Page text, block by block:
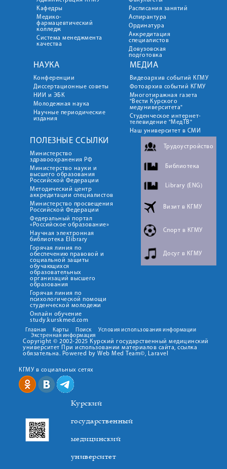
Кафедры
Медико-
фармацевтический
колледж
Система менеджмента
качества
Расписания занятий
Аспирантура
Ординатура
Аккредитация
специалистов
Довузовская
подготовка
НАУКА
Конференции
Диссертационные советы
НИИ и ЭБК
Молодежная наука
Научные периодические
издания
МЕДИА
Видеоархив событий КГМУ
Фотоархив событий КГМУ
Многотиражная газета
"Вести Курского
медуниверситета"
Студенческое интернет-
телевидение "МедТВ"
Наш университет в СМИ
ПОЛЕЗНЫЕ ССЫЛКИ
Министерство
здравоохранения РФ
Министерство науки и
высшего образования
Российской Федерации
Методический центр
аккредитации специалистов
Министерство просвещения
Российской Федерации
Федеральный портал
«Российское образование»
Научная электронная
библиотека Elibrary
Горячая линия по
обеспечению правовой и
социальной защиты
обучающихся
образовательных
организаций высшего
образования
Горячая линия по
психологической помощи
студенческой молодежи
Онлайн обучение
study.kurskmed.com
Трудоустройство
Библиотека
Library (ENG)
Визит в КГМУ
Спорт в КГМУ
Досуг в КГМУ
Главная Карты Поиск
Условия использования информации
Экстренная информация
Copyright © 2002-2025 Курский государственный медицинский
университет При использовании материалов сайта, ссылка
обязательна. Powered by Web Med Team©, Laravel
КГМУ в социальных сетях
Курский
государственный
медицинский
университет